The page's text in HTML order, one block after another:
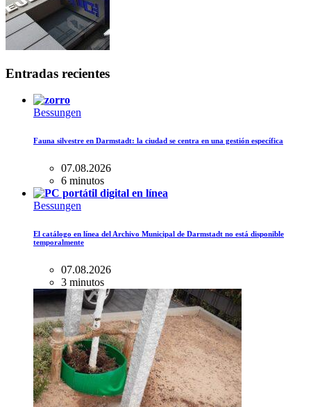
Entradas recientes
Bessungen
Fauna silvestre en Darmstadt: la ciudad se centra en una gestión específica
07.08.2026
6 minutos
Bessungen
El catálogo en línea del Archivo Municipal de Darmstadt no está disponible
temporalmente
07.08.2026
3 minutos